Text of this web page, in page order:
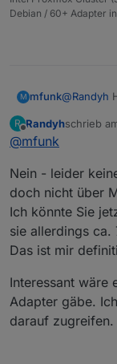
Wie
mit z.b.
Was
als offen
Woran es
viele
Debian / 60+ Adapter
M mfunk@Randyh
R
Offline
Randyhschrieb
zuletzt
@mfunk
Nein - leider
doch nicht über
Ich könnte Sie
sie allerdings
Das ist mir
Interessant wäre
Adapter gäbe.
darauf zugreifen.